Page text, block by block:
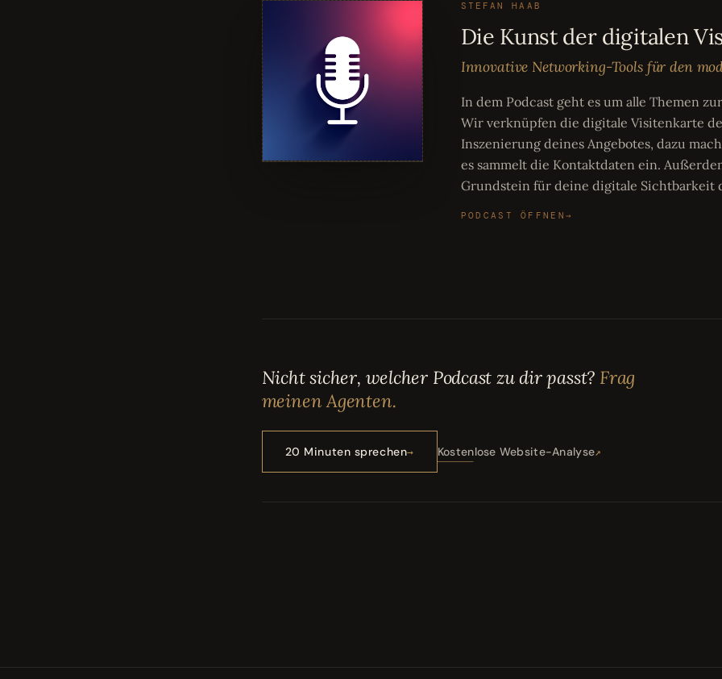
STEFAN HAAB
Die Kunst der digitalen
Innovative Networking-Tools für den
In dem Podcast geht es um alle Themen
Wir verknüpfen die digitale Visitenkarte
Inszenierung deines Angebotes, dazu
es sammelt die Kontaktdaten ein.
Grundstein für deine digitale Sichtbarkeit
PODCAST ÖFFNEN →
Nicht sicher, welcher Podcast zu dir passt? Frag
meinen Agenten.
20 Minuten sprechen Kostenlose Website-Analyse